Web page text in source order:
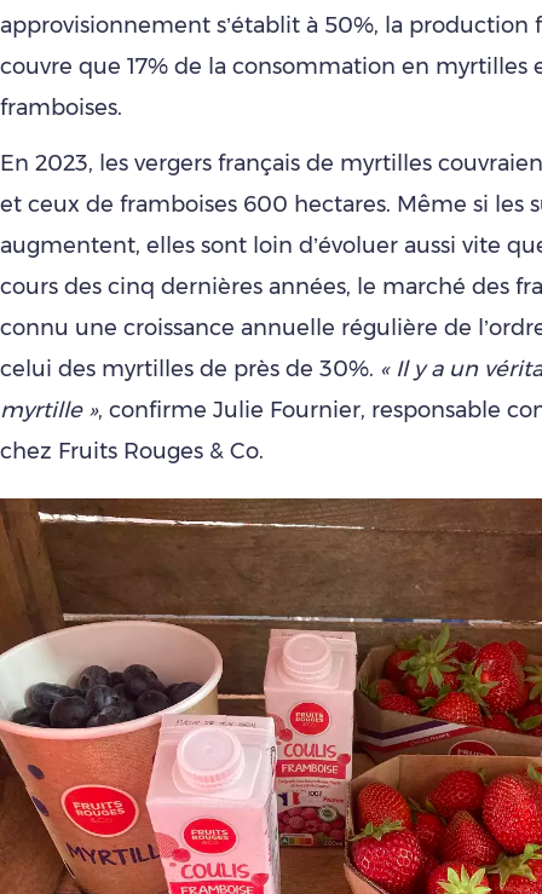
approvisionnement s’établit à 50%, la production
couvre que 17% de la consommation en myrtilles
framboises.
En 2023, les vergers français de myrtilles
et ceux de framboises 600 hectares. Même si les
augmentent, elles sont loin d’évoluer aussi vite
cours des cinq dernières années, le marché des
connu une croissance annuelle régulière de
celui des myrtilles de près de 30%. « Il y a un
myrtille », confirme Julie Fournier, responsable
chez Fruits Rouges & Co.